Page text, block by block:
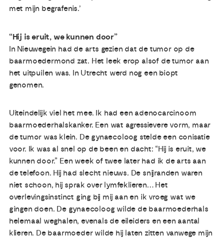
met mijn begrafenis.’
“Hij is eruit, we kunnen door”
In Nieuwegein had de arts gezien dat de tumor op de
baarmoedermond zat. Het leek erop alsof de tumor aan
het uitpuilen was. In Utrecht werd nog een biopt
genomen.
Uiteindelijk viel het mee. Ik had een adenocarcinoom
baarmoederhalskanker. Een wat agressievere vorm, maar
de tumor was klein. De gynaecoloog stelde een conisatie
voor. Ik was al snel op de been en dacht: “Hij is eruit, we
kunnen door.” Een week of twee later had ik de arts aan
de telefoon. Hij had slecht nieuws. De snijranden waren
niet schoon, hij sprak over lymfeklieren… Het
overlevingsinstinct ging bij mij aan en ik vroeg wat we
gingen doen. De gynaecoloog wilde de baarmoederhals
helemaal weghalen, evenals de eileiders en een aantal
klieren. De baarmoeder wilde hij laten zitten vanwege mijn